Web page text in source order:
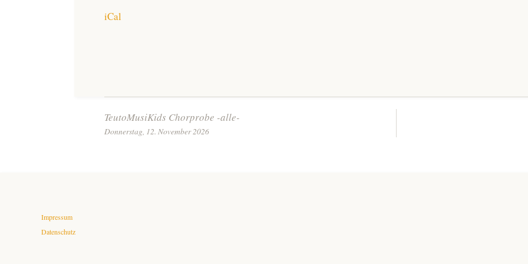
iCal
Beitrags-
TeutoMusiKids Chorprobe -alle-
Donnerstag, 12. November 2026
Impressum
Datenschutz